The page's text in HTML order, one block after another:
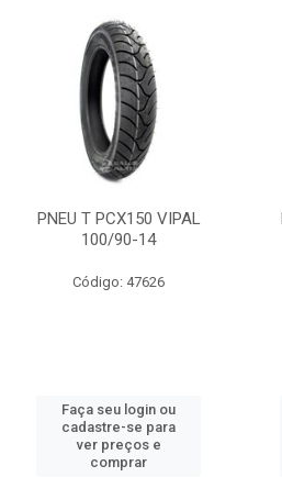
PNEU T PCX150 VIPAL
100/90-14
Código: 47626
Faça seu login ou
cadastre-se para
ver preços e
comprar